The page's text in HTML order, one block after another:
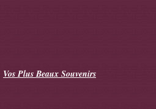
Vos Plus Beaux Souvenirs